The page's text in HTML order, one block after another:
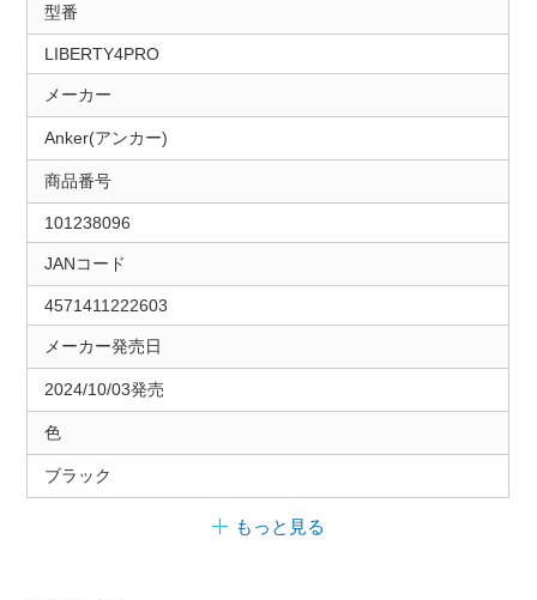
型番
LIBERTY4PRO
メーカー
Anker(アンカー)
商品番号
101238096
JANコード
4571411222603
メーカー発売日
2024/10/03発売
色
ブラック
もっと見る